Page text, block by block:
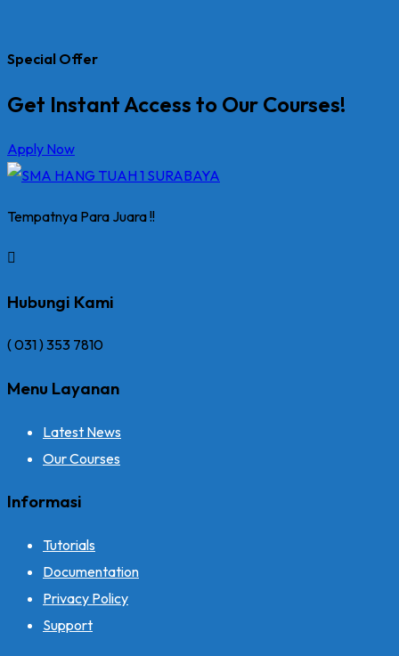
Special Offer
Get Instant Access to Our Courses!
Apply Now
Tempatnya Para Juara !!
Hubungi Kami
( 031 ) 353 7810
Menu Layanan
Latest News
Our Courses
Informasi
Tutorials
Documentation
Privacy Policy
Support